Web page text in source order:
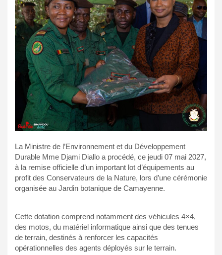
La Ministre de l’Environnement et du Développement
Durable Mme Djami Diallo a procédé, ce jeudi 07 mai 2027,
à la remise officielle d’un important lot d’équipements au
profit des Conservateurs de la Nature, lors d’une cérémonie
organisée au Jardin botanique de Camayenne.
Cette dotation comprend notamment des véhicules 4×4,
des motos, du matériel informatique ainsi que des tenues
de terrain, destinés à renforcer les capacités
opérationnelles des agents déployés sur le terrain.